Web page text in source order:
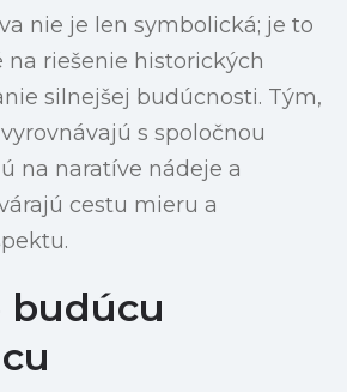
nie je len symbolická; je to
na riešenie historických
silnejšej budúcnosti. Tým,
s spoločnou
na naratíve nádeje a
cestu mieru a
budúcu